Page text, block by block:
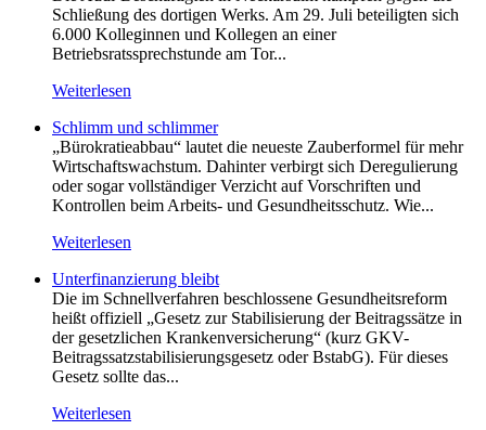
Schließung des dortigen Werks. Am 29. Juli beteiligten sich
6.000 Kolleginnen und Kollegen an einer
Betriebsratssprechstunde am Tor...
Weiterlesen
Schlimm und schlimmer
„Bürokratieabbau“ lautet die neueste Zauberformel für mehr
Wirtschaftswachstum. Dahinter verbirgt sich Deregulierung
oder sogar vollständiger Verzicht auf Vorschriften und
Kontrollen beim Arbeits- und Gesundheitsschutz. Wie...
Weiterlesen
Unterfinanzierung bleibt
Die im Schnellverfahren beschlossene Gesundheitsreform
heißt offiziell „Gesetz zur Stabilisierung der Beitragssätze in
der gesetzlichen Krankenversicherung“ (kurz GKV-
Beitragssatzstabilisierungsgesetz oder BstabG). Für dieses
Gesetz sollte das...
Weiterlesen